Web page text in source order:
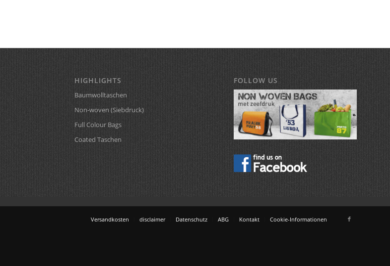
HIGHLIGHTS
Baumwolltaschen
Non-woven (Siebdruck)
Full Colour Bags
Coated Taschen
FOLLOW US
Versandkosten disclaimer Datenschutz ABG Kontakt Cookie-Informationen